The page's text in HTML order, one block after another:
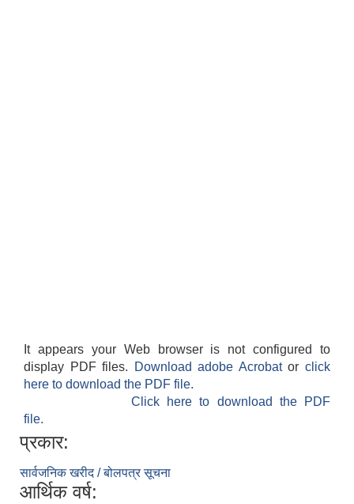
It appears your Web browser is not configured to
display PDF files.
Download adobe Acrobatorclick
here to download the PDF file.
Click here to download the PDF
file.
प्रकार:
सार्वजनिक खरीद / बोलपत्र सूचना
आर्थिक वर्ष: